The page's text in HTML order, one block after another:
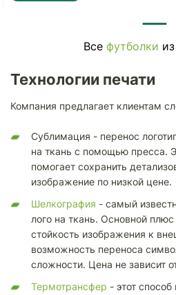
Все футболки
Технологии печати
Компания предлагает клиентам
Сублимация - перенос
на ткань с помощью пресса.
помогает сохранить
изображение по низкой цене.
Шелкография - самый
лого на ткань. Основной
стойкость изображения к
возможность переноса
сложности. Цена не зависит
Термотрансфер - этот